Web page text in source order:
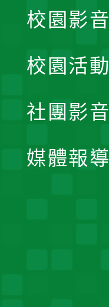
校園影音
校園活動
社團影音
媒體報導